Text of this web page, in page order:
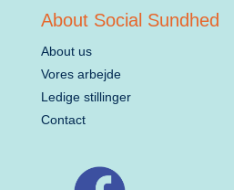
About Social Sundhed
About us
Vores arbejde
Ledige stillinger
Contact